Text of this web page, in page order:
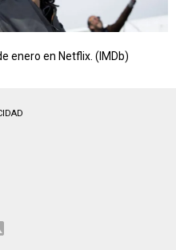
enero en Netflix. (IMDb)